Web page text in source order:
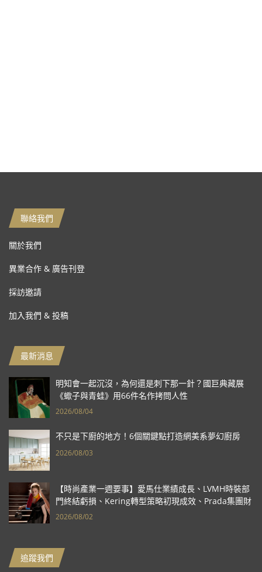
聯絡我們
關於我們
異業合作 & 廣告刊登
採訪邀請
加入我們 & 投稿
最新消息
明知會一起沉沒，為何還是刺下那一針？國巨典藏展
《蠍子與青蛙》用66件名作拷問人性
2026/08/04
不只是下廚的地方！6個關鍵點打造網美系夢幻廚房
2026/08/03
【時尚產業一週要事】愛馬仕業績成長、LVMH時裝部
門終結虧損、Kering轉型策略初現成效、Prada集團財
報亮眼
2026/08/02
追蹤我們